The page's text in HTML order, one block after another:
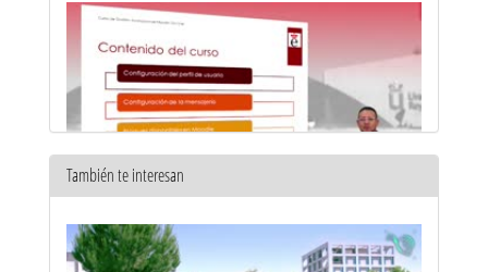
curso avanzado on-line de la plataforma Moodle
24 ene 2014
También te interesan